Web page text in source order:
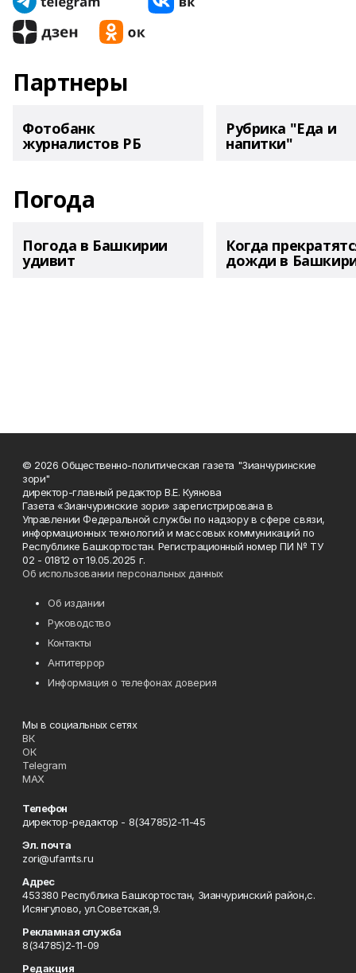
Партнеры
Фотобанк
журналистов РБ
Рубрика "Еда и
напитки"
Погода
Погода в Башкирии
удивит
Когда
дожди в
© 2026 Общественно-политическая газета "Зианчуринские
зори"
директор-главный редактор В.Е. Куянова
Газета «Зианчуринские зори» зарегистрирована в
Управлении Федеральной службы по надзору в сфере связи,
информационных технологий и массовых коммуникаций по
Республике Башкортостан. Регистрационный номер ПИ № ТУ
02 - 01812 от 19.05.2025 г.
Об использовании персональных данных
Об издании
Руководство
Контакты
Антитеррор
Информация о телефонах доверия
Мы в социальных сетях
ВК
ОК
Telegram
MAX
Телефон
директор-редактор - 8(34785)2-11-45
Эл. почта
zori@ufamts.ru
Адрес
453380 Республика Башкортостан, Зианчуринский район,с.
Исянгулово, ул.Советская,9.
Рекламная служба
8(34785)2-11-09
Редакция